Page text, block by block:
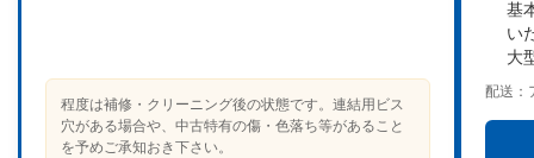
程度は補修・クリーニング後の状態です。連結用ビス
穴がある場合や、中古特有の傷・色落ち等があること
を予めご承知おき下さい。
基
い
大
配送：